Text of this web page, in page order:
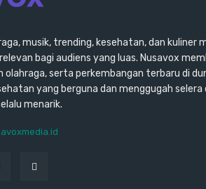
musik, trending, kesehatan, dan kuliner
bagi audiens yang luas. Nusavox
serta perkembangan terbaru di
yang berguna dan menggugah selera
menarik.